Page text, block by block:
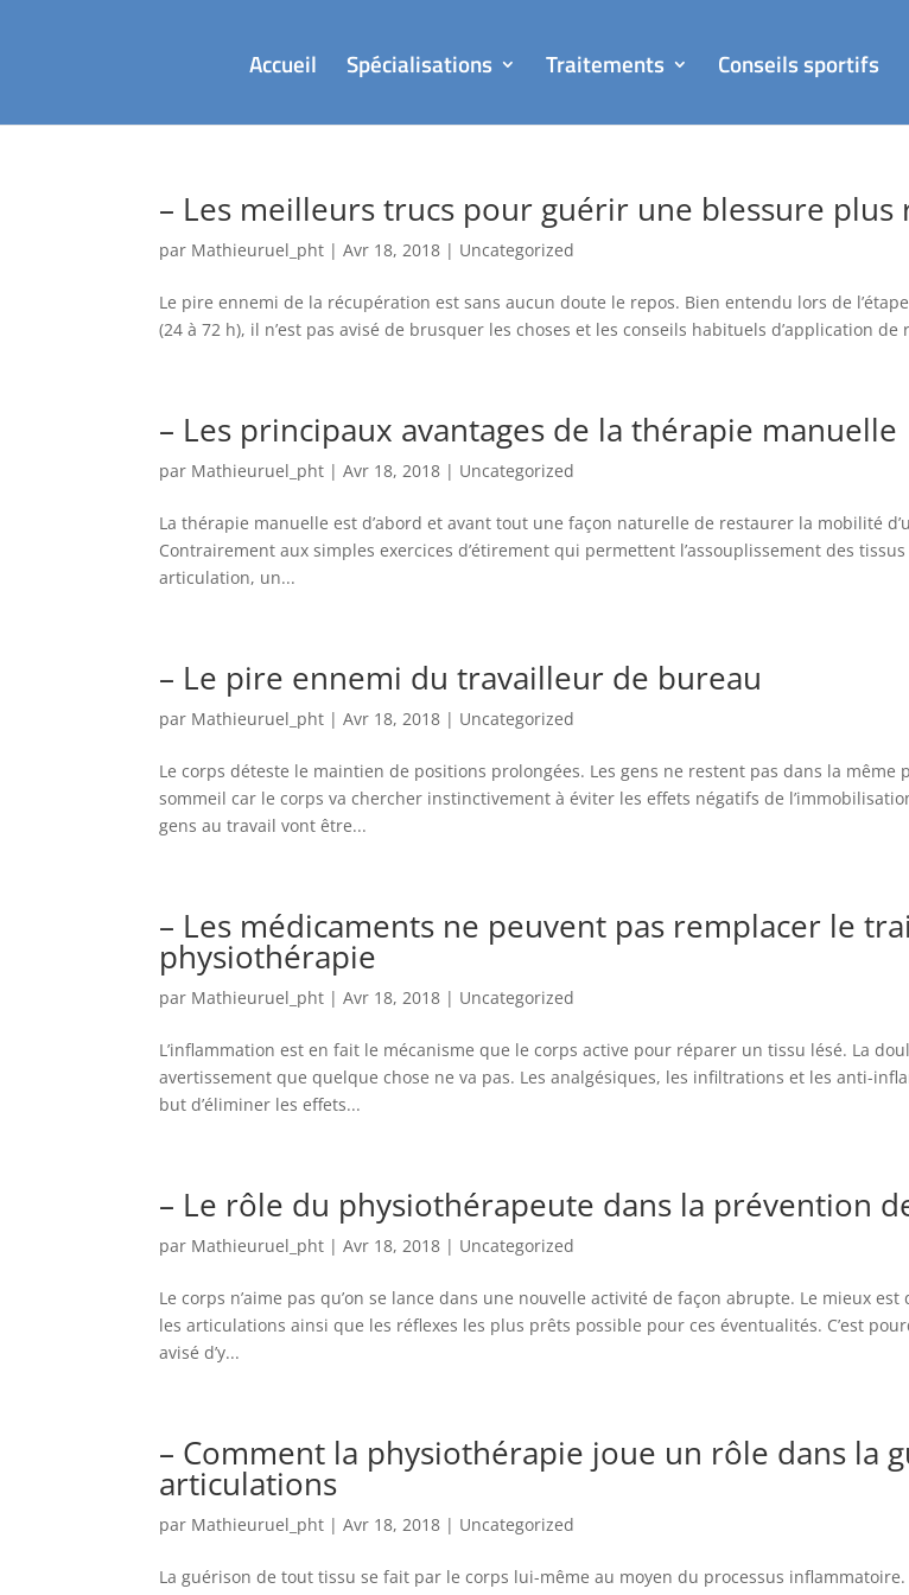
Accueil Spécialisations Traitements Conseils sportifs
– Les meilleurs trucs pour guérir une blessure
par Mathieuruel_pht |Avr 18, 2018 | Uncategorized
Le pire ennemi de la récupération est sans aucun doute le repos. Bien entendu lors de
(24 à 72 h), il n’est pas avisé de brusquer les choses et les conseils habituels d’application de
– Les principaux avantages de la thérapie manuelle
par Mathieuruel_pht |Avr 18, 2018 | Uncategorized
La thérapie manuelle est d’abord et avant tout une façon naturelle de restaurer la mobilité
Contrairement aux simples exercices d’étirement qui permettent l’assouplissement des
articulation, un...
– Le pire ennemi du travailleur de bureau
par Mathieuruel_pht |Avr 18, 2018 | Uncategorized
Le corps déteste le maintien de positions prolongées. Les gens ne restent pas dans la même
sommeil car le corps va chercher instinctivement à éviter les effets négatifs de
gens au travail vont être...
– Les médicaments ne peuvent pas remplacer le
physiothérapie
par Mathieuruel_pht |Avr 18, 2018 | Uncategorized
L’inflammation est en fait le mécanisme que le corps active pour réparer un tissu lésé. La
avertissement que quelque chose ne va pas. Les analgésiques, les infiltrations et les anti-
but d’éliminer les effets...
– Le rôle du physiothérapeute dans la prévention
par Mathieuruel_pht |Avr 18, 2018 | Uncategorized
Le corps n’aime pas qu’on se lance dans une nouvelle activité de façon abrupte. Le mieux
les articulations ainsi que les réflexes les plus prêts possible pour ces éventualités. C’est
avisé d’y...
– Comment la physiothérapie joue un rôle dans la
articulations
par Mathieuruel_pht |Avr 18, 2018 | Uncategorized
La guérison de tout tissu se fait par le corps lui-même au moyen du processus inflammatoire.